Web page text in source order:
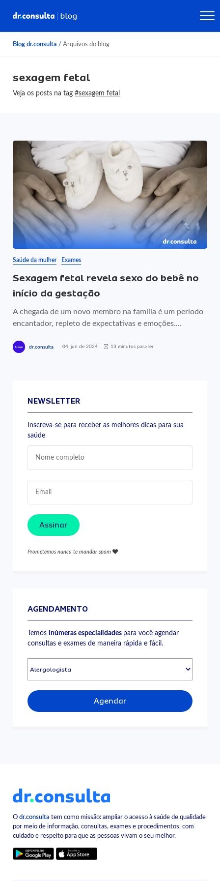
Blog dr.consulta / Arquivos do blog
sexagem fetal
Veja os posts na tag#sexagem fetal
Saúde da mulher Exames
Sexagem fetal revela sexo do bebê no
início da gestação
A chegada de um novo membro na família é um período
encantador, repleto de expectativas e emoções....
dr.consulta 04, jun de 2024 13 minutos para ler
NEWSLETTER
Inscreva-se para receber as melhores dicas para sua
saúde
Assinar
Prometemos nunca te mandar spam
AGENDAMENTO
Temosinúmeras especialidades para você agendar
consultas e exames de maneira rápida e fácil.
Agendar
Odr.consulta tem como missão: ampliar o acesso à saúde de qualidade
por meio de informação, consultas, exames e procedimentos, com
cuidado e respeito para que as pessoas vivam o seu melhor.